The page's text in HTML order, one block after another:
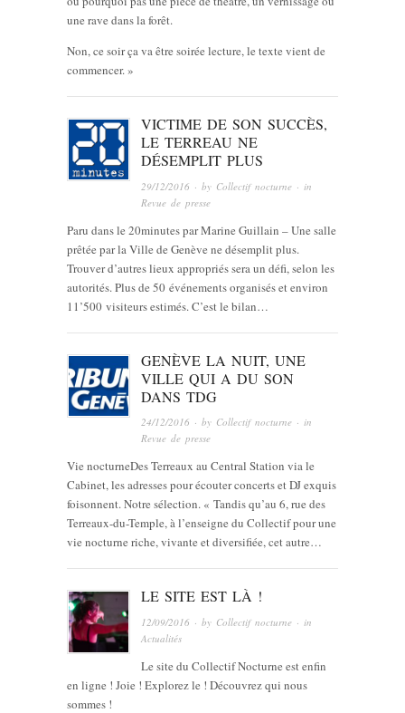
une rave dans la forêt.
Non, ce soir ça va être soirée lecture, le texte vient de
commencer. »
VICTIME DE SON SUCCÈS,
LE TERREAU NE
DÉSEMPLIT PLUS
29/12/2016 · by Collectif nocturne · in
Revue de presse
Paru dans le 20minutes par Marine Guillain – Une salle
prêtée par la Ville de Genève ne désemplit plus.
Trouver d’autres lieux appropriés sera un défi, selon les
autorités. Plus de 50 événements organisés et environ
11’500 visiteurs estimés. C’est le bilan…
GENÈVE LA NUIT, UNE
VILLE QUI A DU SON
DANS TDG
24/12/2016 · by Collectif nocturne · in
Revue de presse
Vie nocturneDes Terreaux au Central Station via le
Cabinet, les adresses pour écouter concerts et DJ exquis
foisonnent. Notre sélection. « Tandis qu’au 6, rue des
Terreaux-du-Temple, à l’enseigne du Collectif pour une
vie nocturne riche, vivante et diversifiée, cet autre…
LE SITE EST LÀ !
12/09/2016 · by Collectif nocturne · in
Actualités
Le site du Collectif Nocturne est enfin
en ligne ! Joie ! Explorez le ! Découvrez qui nous
sommes !